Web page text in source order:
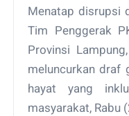
Menatap disrupsi
Tim Penggerak
Provinsi Lampung,
meluncurkan draf
hayat yang
masyarakat, Rabu